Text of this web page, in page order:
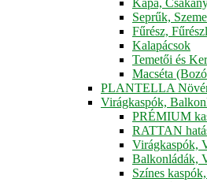
Seprűk,
Fűrész,
Kalapácsok
Temetői és
Macséta
PLANTELLA
Virágkaspók,
PRÉMIUM
RATTAN
Virágkaspók,
Balkonládák,
Színes